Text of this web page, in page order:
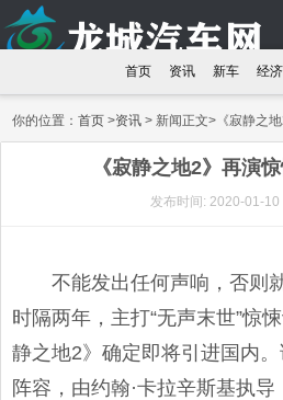
首页 资讯 新车 经济
你的位置：首页 >资讯 > 新闻正文>《寂静之
《寂静之地2》再演
发布时间: 2020-01-10
不能发出任何声响，否则
时隔两年，主打“无声末世”惊
静之地2》确定即将引进国内
阵容，由约翰·卡拉辛斯基执